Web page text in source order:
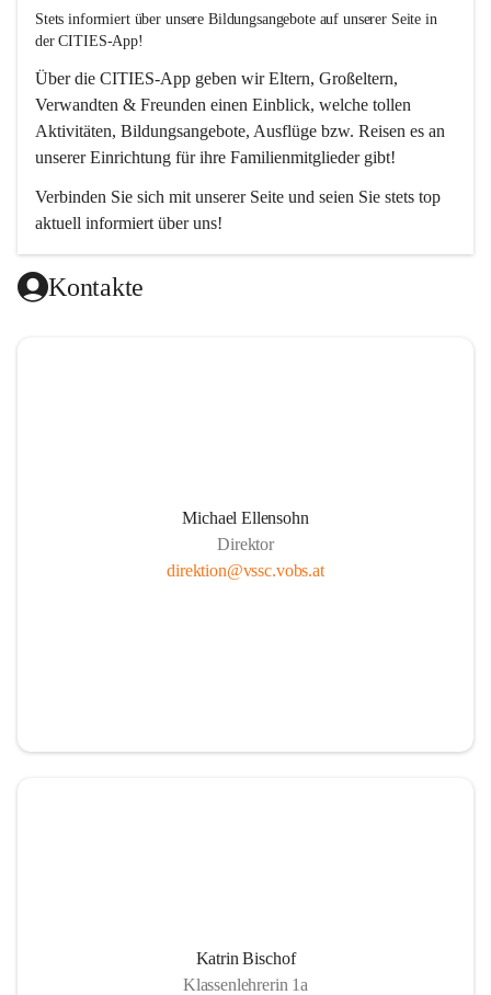
Stets informiert über unsere Bildungsangebote auf unserer Seite in
der CITIES-App!
Über die CITIES-App geben wir Eltern, Großeltern,
Verwandten & Freunden einen Einblick, welche tollen
Aktivitäten, Bildungsangebote, Ausflüge bzw. Reisen es an
unserer Einrichtung für ihre Familienmitglieder gibt!
Verbinden Sie sich mit unserer Seite und seien Sie stets top
aktuell informiert über uns!
Kontakte
Michael Ellensohn
Direktor
direktion@vssc.vobs.at
Katrin Bischof
Klassenlehrerin 1a